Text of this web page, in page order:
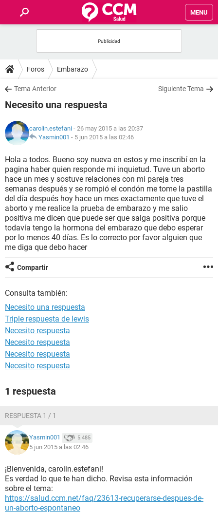
MENU
FOROS
SALUD
NUTRICIÓN
BIENESTAR
SEXUALIDAD
GLOSARIO
Foros Embarazo
Tema Anterior Siguiente Tema
Necesito una respuesta
carolin.estefani - 26 may 2015 a las 20:37
Yasmin001 - 5 jun 2015 a las 02:46
Hola a todos. Bueno soy nueva en estos y me inscribí en la
pagina haber quien responde mi inquietud. Tuve un aborto
hace un mes y sostuve relaciones con mi pareja tres
semanas después y se rompió el condón me tome la pastilla
del día después hoy hace un mes exactamente que tuve el
aborto y me realice la prueba de embarazo y me salio
positiva me dicen que puede ser que salga positiva porque
todavía tengo la hormona del embarazo que debo esperar
por lo menos 40 días. Es lo correcto por favor alguien que
me diga que debo hacer
Compartir
Consulta también:
Necesito una respuesta
Triple respuesta de lewis
Necesito respuesta
Necesito respuesta
Necesito respuesta
Necesito respuesta
1 respuesta
RESPUESTA 1 / 1
Yasmin001 5.485
5 jun 2015 a las 02:46
¡Bienvenida, carolin.estefani!
Es verdad lo que te han dicho. Revisa esta información
sobre el tema:
https://salud.ccm.net/faq/23613-recuperarse-despues-de-
un-aborto-espontaneo